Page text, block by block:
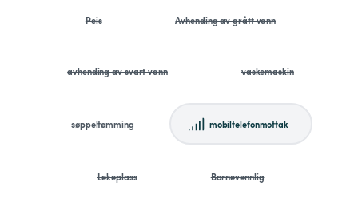
Peis Avhending av grått vann
avhending av svart vann vaskemaskin
søppeltømming mobiltelefonmottak
Lekeplass Barnevennlig